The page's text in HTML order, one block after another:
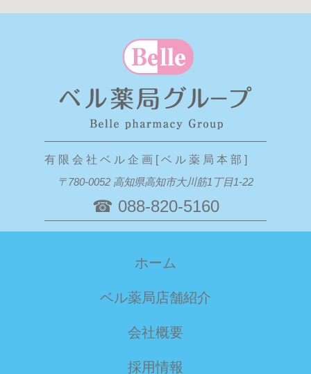
有 限 会 社 ベ ル 企 画 [ ベ ル 薬 局 本 部 ]
〒780-0052 高知県高知市大川筋1丁目1-22
☎ 088-820-5160
ホーム
ベル薬局店舗紹介
会社概要
採用情報